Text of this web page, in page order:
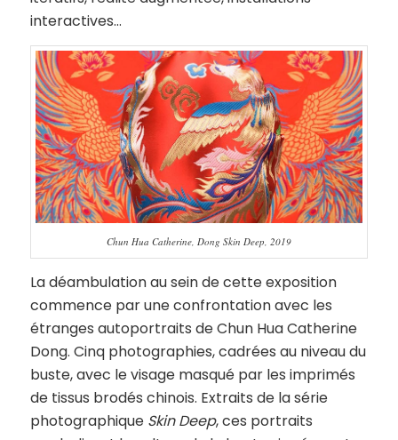
interactives…
Chun Hua Catherine, Dong Skin Deep, 2019
La déambulation au sein de cette exposition
commence par une confrontation avec les
étranges autoportraits de Chun Hua Catherine
Dong. Cinq photographies, cadrées au niveau du
buste, avec le visage masqué par les imprimés
de tissus brodés chinois. Extraits de la série
photographique Skin Deep, ces portraits